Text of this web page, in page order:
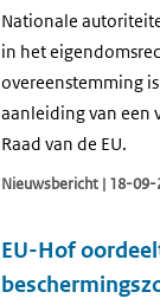
Nationale
in het
overeenstemming
aanleiding van een
Raad van de EU.
Nieuwsbericht | 18-09-
EU-Hof